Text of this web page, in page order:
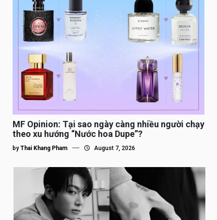
MF Opinion: Tại sao ngày càng nhiều người chạy
theo xu hướng “Nước hoa Dupe”?
by Thai Khang Pham August 7, 2026